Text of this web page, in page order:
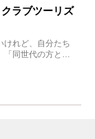
クラブツーリズ
けれど、自分たち
同世代の方と気